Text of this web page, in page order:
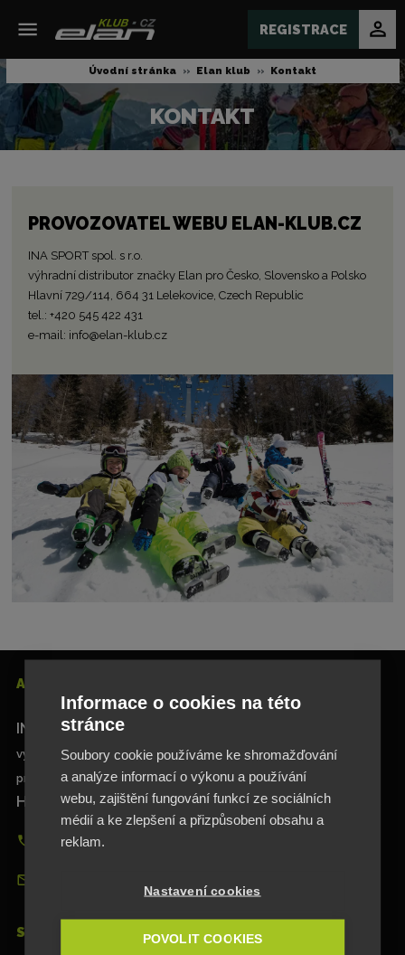
REGISTRACE
Úvodní stránka Elan klub Kontakt
KONTAKT
PROVOZOVATEL WEBU ELAN-KLUB.CZ
INA SPORT spol. s r.o.
výhradní distributor značky Elan pro Česko, Slovensko a Polsko
Hlavní 729/114, 664 31 Lelekovice, Czech Republic
tel.: +420 545 422 431
e-mail: info@elan-klub.cz
ADRESA
INA SPORT spol. s.r.o.
výhradní distributor značky Elan
pro Česko, Slovensko a Polsko
Hlavní 729/114, 664 31 Lelekovice, Czech Republic
+420 545 422 431
SOCIÁLNÍ SÍTĚ
Informace o cookies na této
stránce
Soubory cookie používáme ke shromažďování
a analýze informací o výkonu a používání
webu, zajištění fungování funkcí ze sociálních
médií a ke zlepšení a přizpůsobení obsahu a
reklam.
Nastavení cookies
POVOLIT COOKIES